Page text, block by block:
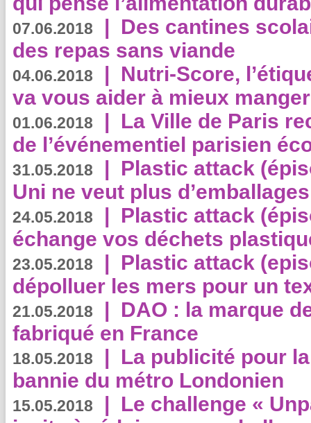
07.06.2018 | Des cantines
des repas sans viande
04.06.2018 | Nutri-Score,
va vous aider à mieux
01.06.2018 | La Ville de Paris
de l’événementiel parisien
31.05.2018 | Plastic attack
Uni ne veut plus
24.05.2018 | Plastic attack
échange vos déchets
23.05.2018 | Plastic attack
dépolluer les mers pour un
21.05.2018 | DAO : la marque
fabriqué en France
18.05.2018 | La publicité pour
bannie du métro Londonien
15.05.2018 | Le challenge «